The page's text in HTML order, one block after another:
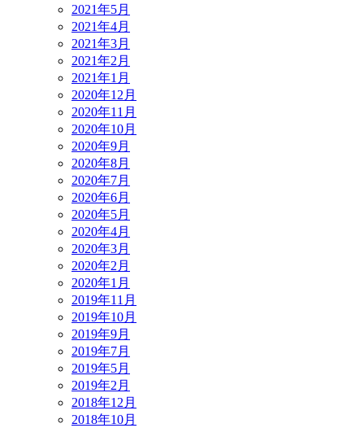
2021年5月
2021年4月
2021年3月
2021年2月
2021年1月
2020年12月
2020年11月
2020年10月
2020年9月
2020年8月
2020年7月
2020年6月
2020年5月
2020年4月
2020年3月
2020年2月
2020年1月
2019年11月
2019年10月
2019年9月
2019年7月
2019年5月
2019年2月
2018年12月
2018年10月